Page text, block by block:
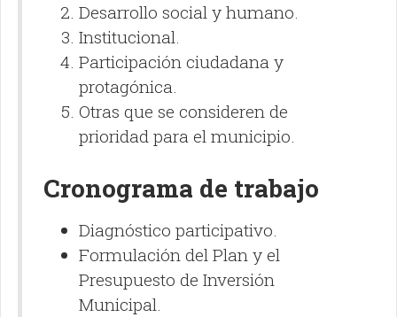
Desarrollo social y humano.
Institucional.
Participación ciudadana y
protagónica.
Otras que se consideren de
prioridad para el municipio.
Cronograma de trabajo
Diagnóstico participativo.
Formulación del Plan y el
Presupuesto de Inversión
Municipal.